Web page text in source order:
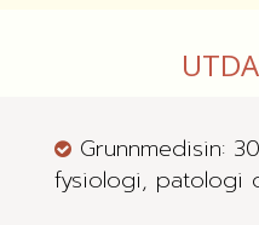
Grunnmedisin:
fysiologi, patologi